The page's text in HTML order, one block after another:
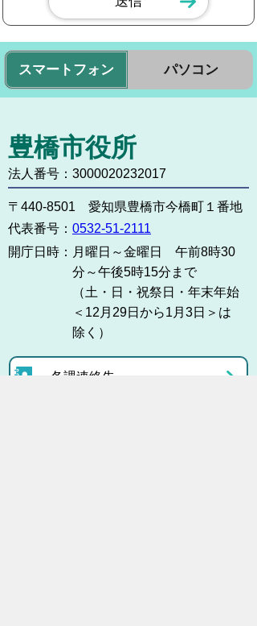
スマートフォン パソコン
豊橋市役所
法人番号：3000020232017
〒440-8501 愛知県豊橋市今橋町１番地
代表番号： 0532-51-2111
開庁日時： 月曜日～金曜日 午前8時30
分～午後5時15分まで
（土・日・祝祭日・年末年始
＜12月29日から1月3日＞は
除く）
各課連絡先